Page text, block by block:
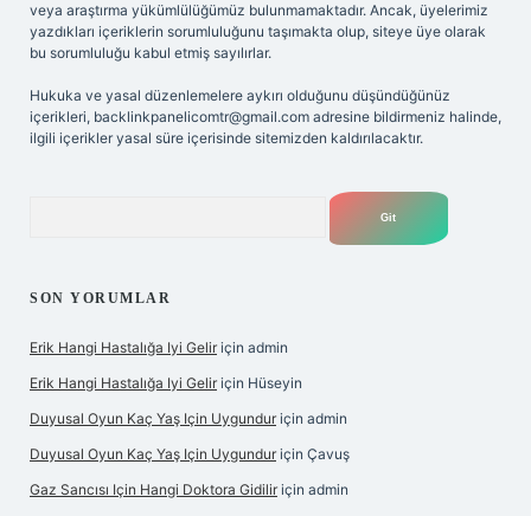
veya araştırma yükümlülüğümüz bulunmamaktadır. Ancak, üyelerimiz
yazdıkları içeriklerin sorumluluğunu taşımakta olup, siteye üye olarak
bu sorumluluğu kabul etmiş sayılırlar.
Hukuka ve yasal düzenlemelere aykırı olduğunu düşündüğünüz
içerikleri, backlinkpanelicomtr@gmail.com adresine bildirmeniz halinde,
ilgili içerikler yasal süre içerisinde sitemizden kaldırılacaktır.
SON YORUMLAR
Erik Hangi Hastalığa Iyi Gelir için admin
Erik Hangi Hastalığa Iyi Gelir için Hüseyin
Duyusal Oyun Kaç Yaş Için Uygundur için admin
Duyusal Oyun Kaç Yaş Için Uygundur için Çavuş
Gaz Sancısı Için Hangi Doktora Gidilir için admin